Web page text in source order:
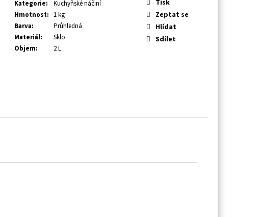
Kategorie:
Kuchyňské náčiní
Hmotnost:
1 kg
Barva:
Průhledná
Materiál:
Sklo
Objem: 2 L
Tisk
Zeptat se
Hlídat
Sdílet